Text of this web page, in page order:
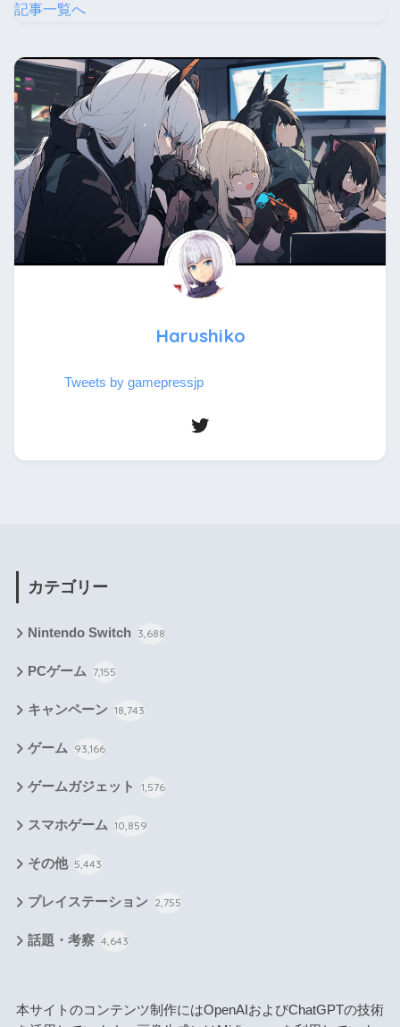
記事一覧へ
Harushiko
Tweets by gamepressjp
カテゴリー
Nintendo Switch 3,688
PCゲーム 7,155
キャンペーン 18,743
ゲーム 93,166
ゲームガジェット 1,576
スマホゲーム 10,859
その他 5,443
プレイステーション 2,755
話題・考察 4,643
本サイトのコンテンツ制作にはOpenAIおよびChatGPTの技術